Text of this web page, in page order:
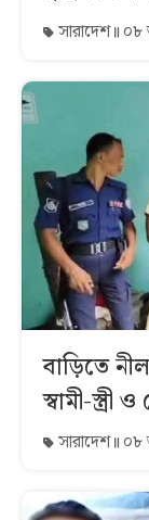
সারাদেশ ০৮
বাড়িতে
স্বামী-
সারাদেশ ০৮